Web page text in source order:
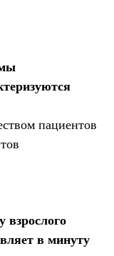
пациентов
в минуту